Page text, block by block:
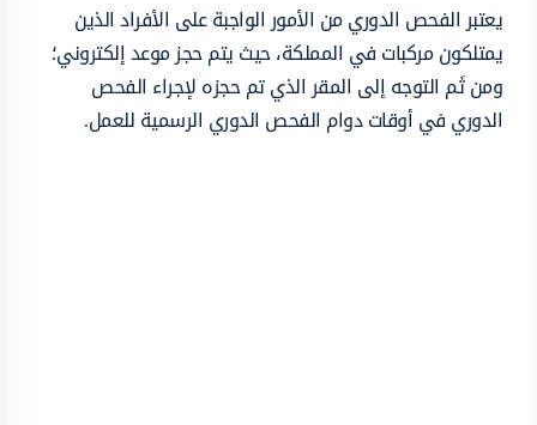
يعتبر الفحص الدوري من الأمور الواجبة على الأفراد الذين
يمتلكون مركبات في المملكة، حيث يتم حجز موعد إلكتروني؛
ومن ثَم التوجه إلى المقر الذي تم حجزه لإجراء الفحص
الدوري في أوقات دوام الفحص الدوري الرسمية للعمل.